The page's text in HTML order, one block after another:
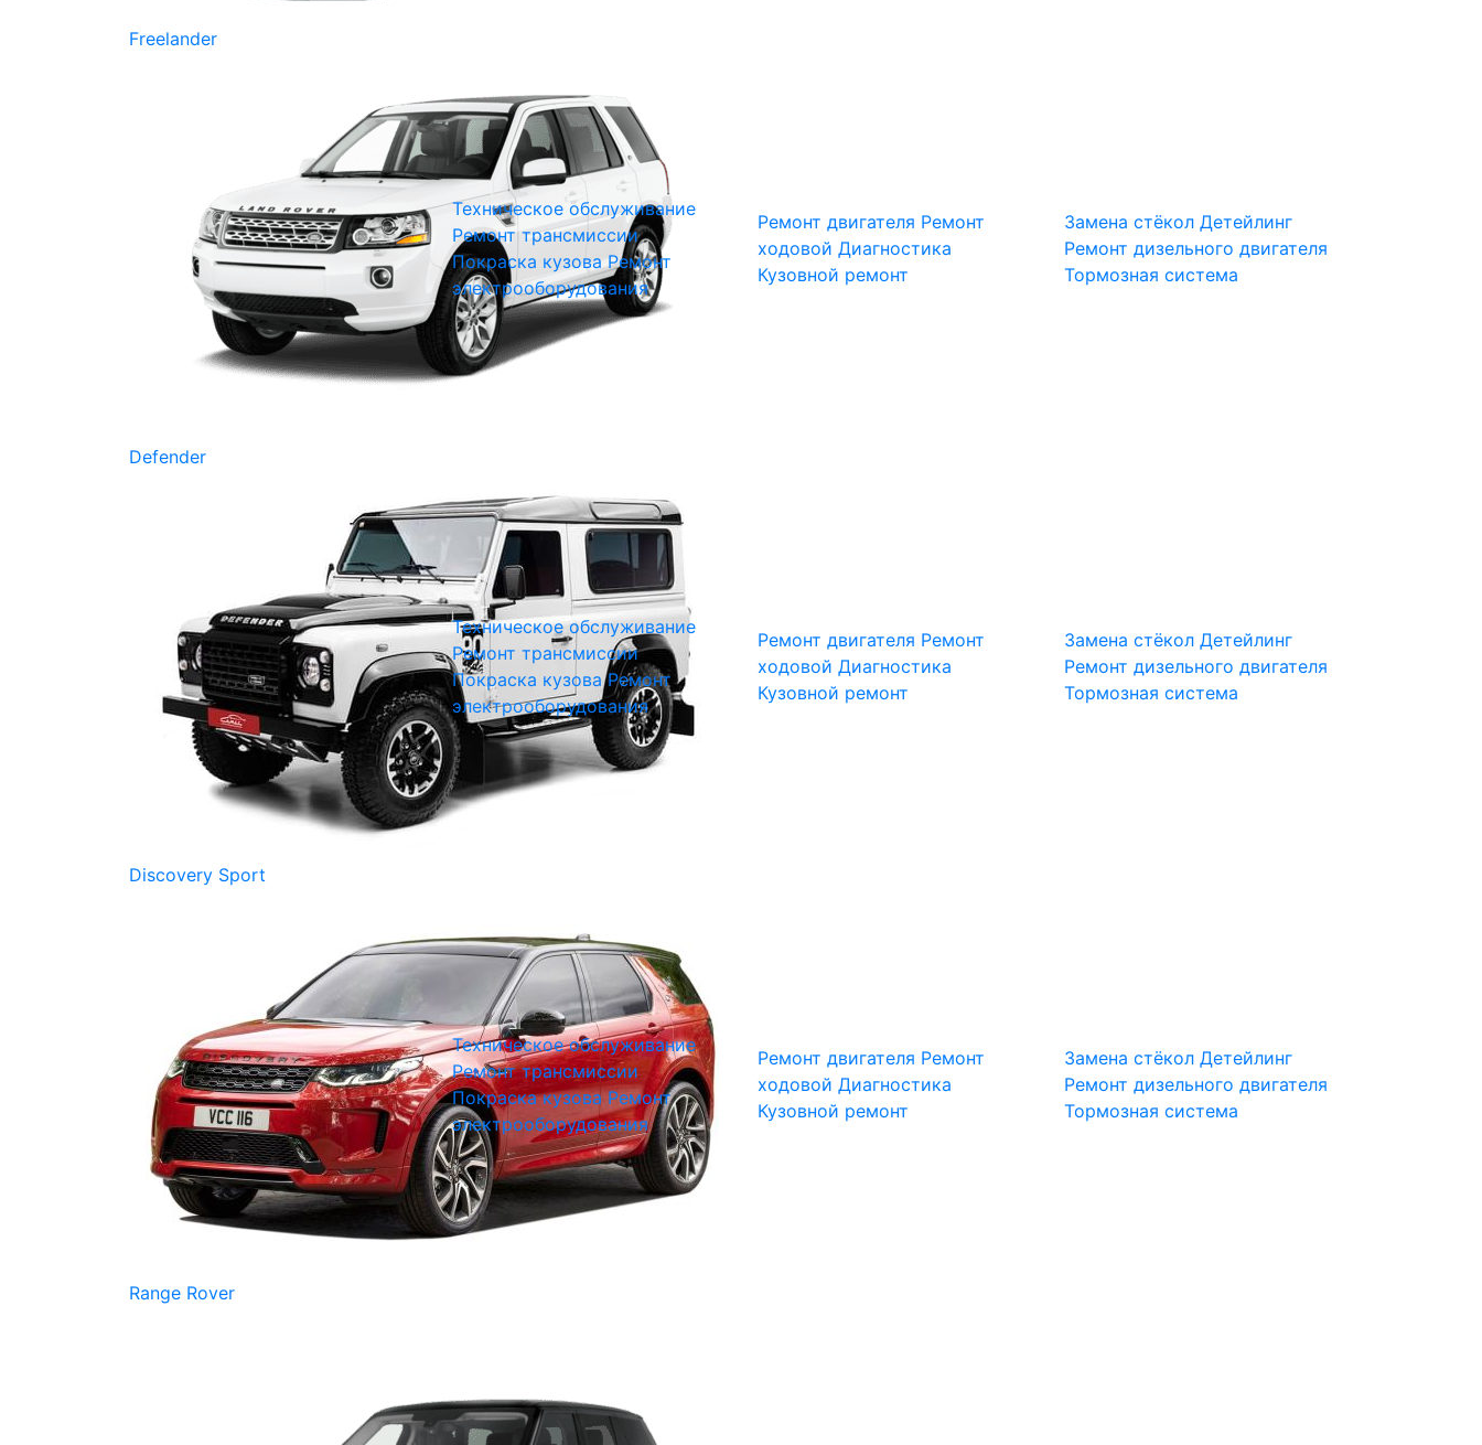
Freelander
Техническое обслуживание
Ремонт трансмиссии
Покраска кузова Ремонт
электрооборудования
Ремонт двигателя Ремонт
ходовой Диагностика
Кузовной ремонт
Замена стёкол Детейлинг
Ремонт дизельного двигателя
Тормозная система
Defender
Техническое обслуживание
Ремонт трансмиссии
Покраска кузова Ремонт
электрооборудования
Ремонт двигателя Ремонт
ходовой Диагностика
Кузовной ремонт
Замена стёкол Детейлинг
Ремонт дизельного двигателя
Тормозная система
Discovery Sport
Техническое обслуживание
Ремонт трансмиссии
Покраска кузова Ремонт
электрооборудования
Ремонт двигателя Ремонт
ходовой Диагностика
Кузовной ремонт
Замена стёкол Детейлинг
Ремонт дизельного двигателя
Тормозная система
Range Rover